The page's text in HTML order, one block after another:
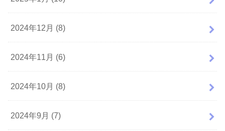
2024年12月 (8)
2024年11月 (6)
2024年10月 (8)
2024年9月 (7)